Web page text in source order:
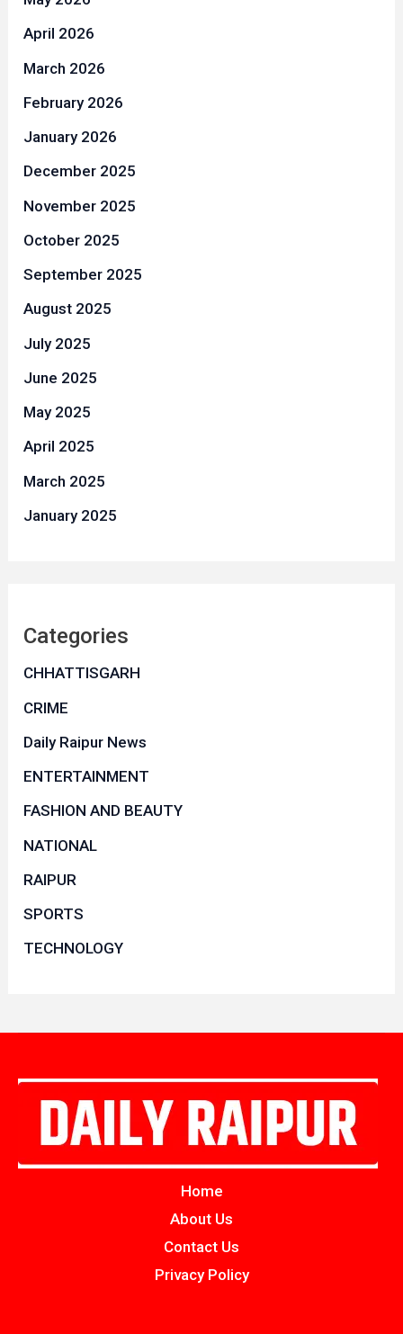
April 2026
March 2026
February 2026
January 2026
December 2025
November 2025
October 2025
September 2025
August 2025
July 2025
June 2025
May 2025
April 2025
March 2025
January 2025
Categories
CHHATTISGARH
CRIME
Daily Raipur News
ENTERTAINMENT
FASHION AND BEAUTY
NATIONAL
RAIPUR
SPORTS
TECHNOLOGY
Home
About Us
Contact Us
Privacy Policy